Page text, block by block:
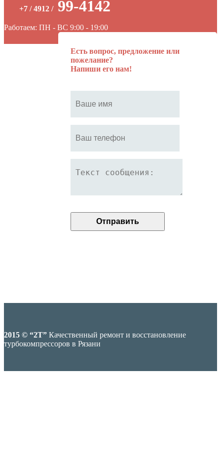
+7 / 4912 / 99-4142
Работаем: ПН - ВС 9:00 - 19:00
Есть вопрос, предложение или
пожелание?
Напиши его нам!
2015 © “2T” Качественный ремонт и восстановление
турбокомпрессоров в Рязани